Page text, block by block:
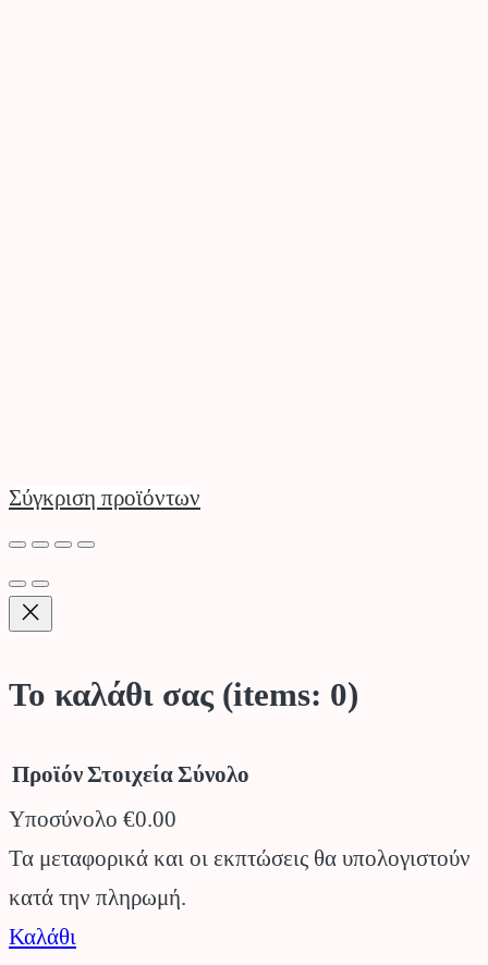
Σύγκριση προϊόντων
Το καλάθι σας (items: 0)
Προϊόντα
στο
ΠροϊόνΣτοιχείαΣύνολο
Υποσύνολο €0.00
Τα μεταφορικά και οι εκπτώσεις θα υπολογιστούν
κατά την πληρωμή.
Καλάθι